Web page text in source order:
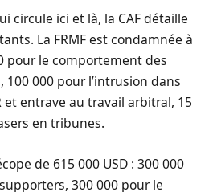
circule ici et là, la CAF détaille
La FRMF est condamnée à
pour le comportement des
100 000 pour l’intrusion dans
et entrave au travail arbitral, 15
en tribunes.
de 615 000 USD : 300 000
300 000 pour le